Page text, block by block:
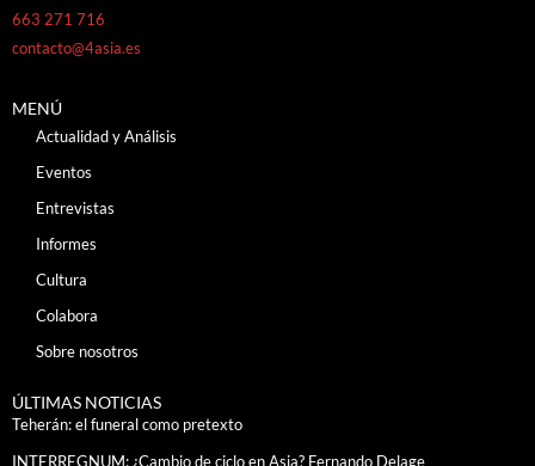
663 271 716
contacto@4asia.es
MENÚ
Actualidad y Análisis
Eventos
Entrevistas
Informes
Cultura
Colabora
Sobre nosotros
ÚLTIMAS NOTICIAS
Teherán: el funeral como pretexto
INTERREGNUM: ¿Cambio de ciclo en Asia? Fernando Delage